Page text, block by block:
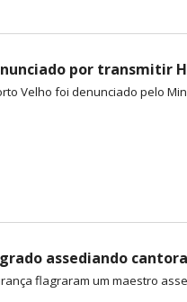
por transmitir
Velho foi denunciado pelo
assediando
flagraram um maestro